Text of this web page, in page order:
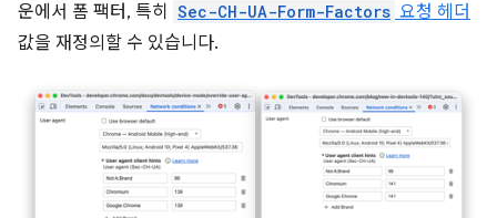
운에서 폼 팩터, 특히
Sec-CH-UA-Form-Factors 요청 헤더
값을 재정의할 수 있습니다.